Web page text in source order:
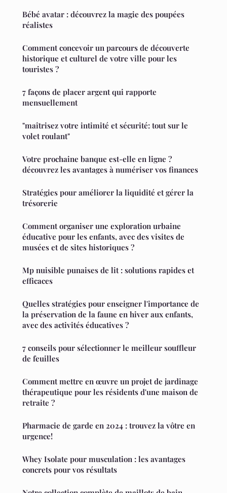
Bébé avatar : découvrez la magie des poupées
réalistes
Comment concevoir un parcours de découverte
historique et culturel de votre ville pour les
touristes ?
7 façons de placer argent qui rapporte
mensuellement
"maîtrisez votre intimité et sécurité: tout sur le
volet roulant"
Votre prochaine banque est-elle en ligne ?
découvrez les avantages à numériser vos finances
Stratégies pour améliorer la liquidité et gérer la
trésorerie
Comment organiser une exploration urbaine
éducative pour les enfants, avec des visites de
musées et de sites historiques ?
Mp nuisible punaises de lit : solutions rapides et
efficaces
Quelles stratégies pour enseigner l'importance de
la préservation de la faune en hiver aux enfants,
avec des activités éducatives ?
7 conseils pour sélectionner le meilleur souffleur
de feuilles
Comment mettre en œuvre un projet de jardinage
thérapeutique pour les résidents d'une maison de
retraite ?
Pharmacie de garde en 2024 : trouvez la vôtre en
urgence!
Whey Isolate pour musculation : les avantages
concrets pour vos résultats